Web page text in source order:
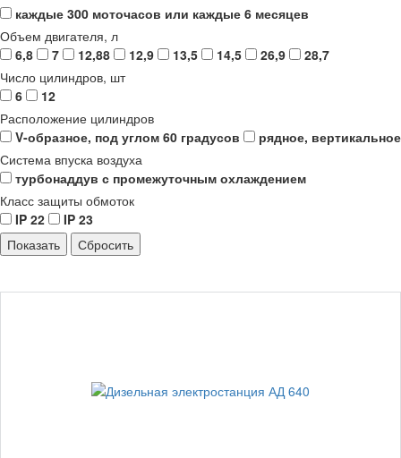
каждые 300 моточасов или каждые 6 месяцев
Объем двигателя, л
6,8
7 12,88 12,9 13,5 14,5 26,9
28,7
Число цилиндров, шт
6
12
Расположение цилиндров
V-образное, под углом 60 градусов
рядное, вертикальное
Система впуска воздуха
турбонаддув с промежуточным охлаждением
Класс защиты обмоток
IP 22
IP 23